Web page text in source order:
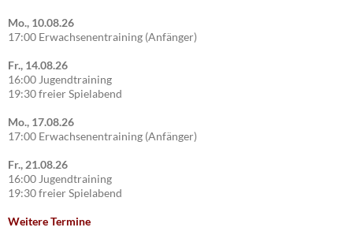
Mo., 10.08.26
17:00 Erwachsenentraining (Anfänger)
Fr., 14.08.26
16:00 Jugendtraining
19:30 freier Spielabend
Mo., 17.08.26
17:00 Erwachsenentraining (Anfänger)
Fr., 21.08.26
16:00 Jugendtraining
19:30 freier Spielabend
Weitere Termine